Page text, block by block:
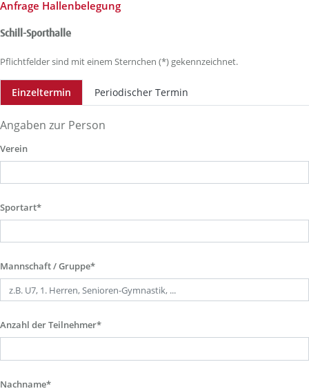
Anfrage Hallenbelegung
Schill-Sporthalle
Pflichtfelder sind mit einem Sternchen (*) gekennzeichnet.
Einzeltermin Periodischer Termin
Angaben zur Person
Verein
Sportart*
Mannschaft / Gruppe*
Anzahl der Teilnehmer*
Nachname*